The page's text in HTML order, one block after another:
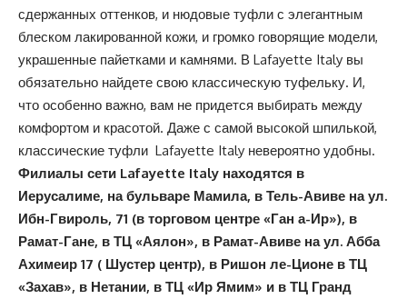
сдержанных оттенков, и нюдовые туфли с элегантным
блеском лакированной кожи, и громко говорящие модели,
украшенные пайетками и камнями. В Lafayette Italy вы
обязательно найдете свою классическую туфельку. И,
что особенно важно, вам не придется выбирать между
комфортом и красотой. Даже с самой высокой шпилькой,
классические туфли Lafayette Italy невероятно удобны.
Филиалы сети Lafayette Italy находятся в
Иерусалиме, на бульваре Мамила, в Тель-Авиве на ул.
Ибн-Гвироль, 71 (в торговом центре «Ган а-Ир»), в
Рамат-Гане, в ТЦ «Аялон», в Рамат-Авиве на ул. Абба
Ахимеир 17 ( Шустер центр), в Ришон ле-Ционе в ТЦ
«Захав», в Нетании, в ТЦ «Ир Ямим» и в ТЦ Гранд